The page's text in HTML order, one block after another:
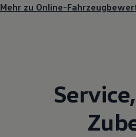
Mehr zu Online-
Service,